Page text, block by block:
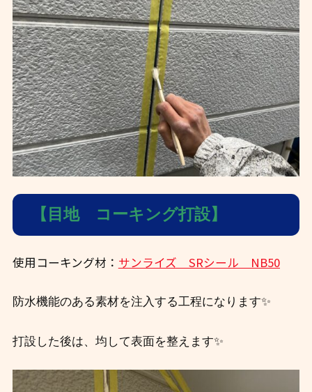
【目地 コーキング打設】
使用コーキング材： サンライズ SRシール NB50
防水機能のある素材を注入する工程になります✨
打設した後は、均して表面を整えます✨